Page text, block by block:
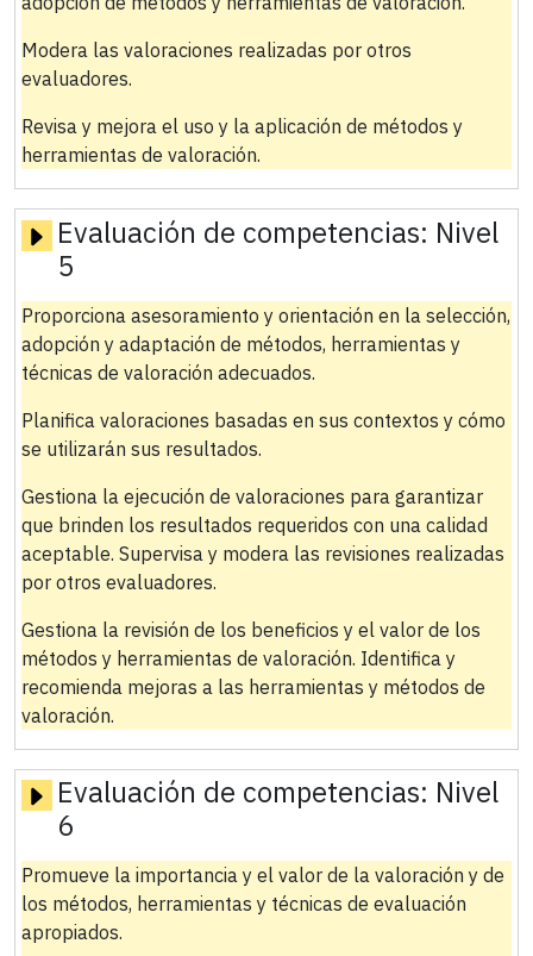
Modera las valoraciones realizadas por otros
evaluadores.
Revisa y mejora el uso y la aplicación de métodos y
herramientas de valoración.
Evaluación de competencias: Nivel
5
Proporciona asesoramiento y orientación en la selección,
adopción y adaptación de métodos, herramientas y
técnicas de valoración adecuados.
Planifica valoraciones basadas en sus contextos y cómo
se utilizarán sus resultados.
Gestiona la ejecución de valoraciones para garantizar
que brinden los resultados requeridos con una calidad
aceptable. Supervisa y modera las revisiones realizadas
por otros evaluadores.
Gestiona la revisión de los beneficios y el valor de los
métodos y herramientas de valoración. Identifica y
recomienda mejoras a las herramientas y métodos de
valoración.
Evaluación de competencias: Nivel
6
Promueve la importancia y el valor de la valoración y de
los métodos, herramientas y técnicas de evaluación
apropiados.